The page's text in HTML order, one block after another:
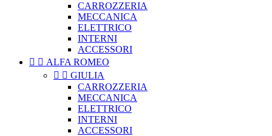
CARROZZERIA
MECCANICA
ELETTRICO
INTERNI
ACCESSORI
  ALFA ROMEO
  GIULIA
CARROZZERIA
MECCANICA
ELETTRICO
INTERNI
ACCESSORI